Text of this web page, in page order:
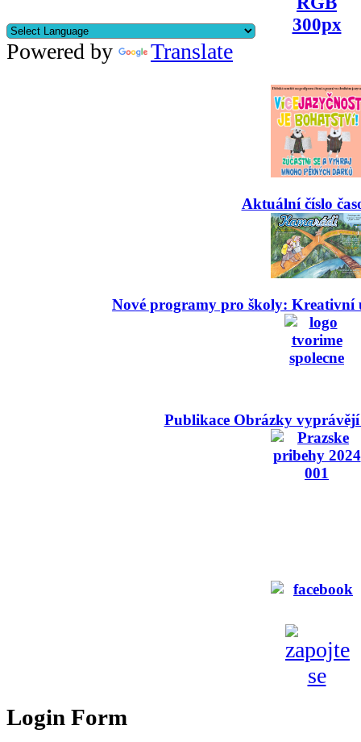
Powered by Translate
Aktuální číslo
Nové programy pro školy: Kreativní
Publikace Obrázky
Login Form